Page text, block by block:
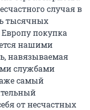
случая в
тысячных
покупка
нашими
навязываемая
службами
самый
от несчастных